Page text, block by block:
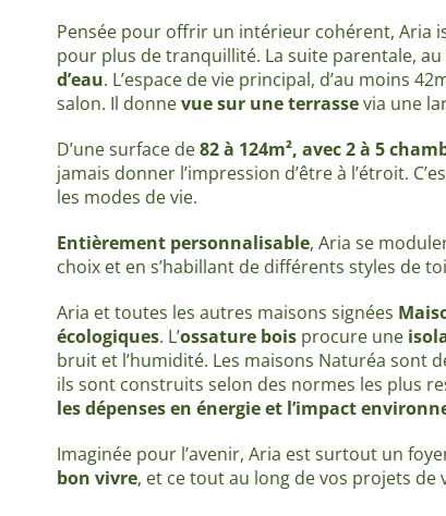
Pensée pour offrir un intérieur cohérent, Aria
pour plus de tranquillité. La suite parentale,
d’eau. L’espace de vie principal, d’au moins
salon. Il donnevue sur une terrassevia une
D’une surface de82 à 124m², avec 2 à 5
jamais donner l’impression d’être à l’étroit.
les modes de vie.
Entièrement personnalisable, Aria se
choix et en s’habillant de différents styles de
Aria et toutes les autres maisons signées
écologiques. L’ossature bois procure une
bruit et l’humidité. Les maisons Naturéa sont
ils sont construits selon des normes les plus
les dépenses en énergieet l’impact
Imaginée pour l’avenir, Aria est surtout un
bon vivre, et ce tout au long de vos projets de